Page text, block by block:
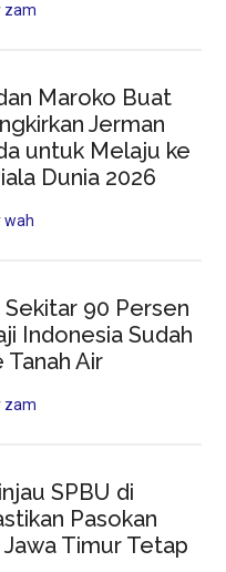
zam
Maroko Buat
Jerman
untuk Melaju ke
Dunia 2026
wah
Sekitar 90 Persen
Indonesia Sudah
Tanah Air
zam
SPBU di
Pasokan
Timur Tetap